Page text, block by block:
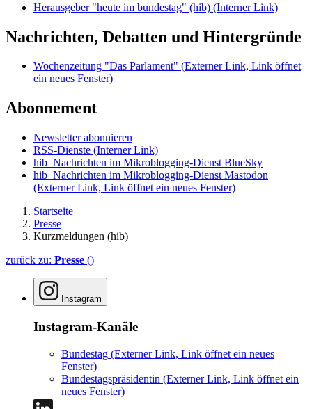
Herausgeber "heute im bundestag" (hib) (Interner Link)
Nachrichten, Debatten und Hintergründe
Wochenzeitung "Das Parlament" (Externer Link, Link öffnet
ein neues Fenster)
Abonnement
Newsletter abonnieren
RSS-Dienste (Interner Link)
hib_Nachrichten im Mikroblogging-Dienst BlueSky
hib_Nachrichten im Mikroblogging-Dienst Mastodon
(Externer Link, Link öffnet ein neues Fenster)
Startseite
Presse
Kurzmeldungen (hib)
zurück zu: Presse ()
Instagram
Instagram-Kanäle
Bundestag (Externer Link, Link öffnet ein neues
Fenster)
Bundestagspräsidentin (Externer Link, Link öffnet ein
neues Fenster)